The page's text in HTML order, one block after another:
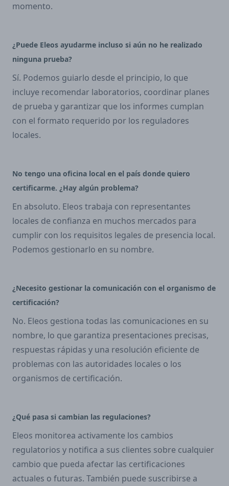
momento.
¿Puede Eleos ayudarme incluso si aún no he realizado
ninguna prueba?
Sí. Podemos guiarlo desde el principio, lo que
incluye recomendar laboratorios, coordinar planes
de prueba y garantizar que los informes cumplan
con el formato requerido por los reguladores
locales.
No tengo una oficina local en el país donde quiero
certificarme. ¿Hay algún problema?
En absoluto. Eleos trabaja con representantes
locales de confianza en muchos mercados para
cumplir con los requisitos legales de presencia local.
Podemos gestionarlo en su nombre.
¿Necesito gestionar la comunicación con el organismo de
certificación?
No. Eleos gestiona todas las comunicaciones en su
nombre, lo que garantiza presentaciones precisas,
respuestas rápidas y una resolución eficiente de
problemas con las autoridades locales o los
organismos de certificación.
¿Qué pasa si cambian las regulaciones?
Eleos monitorea activamente los cambios
regulatorios y notifica a sus clientes sobre cualquier
cambio que pueda afectar las certificaciones
actuales o futuras. También puede suscribirse a